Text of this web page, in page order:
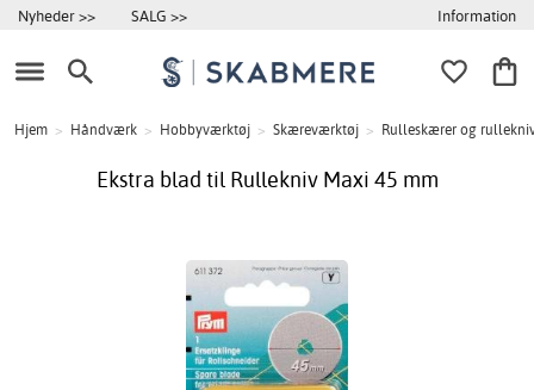
Nyheder >> SALG >> Information
Hjem > Håndværk > Hobbyværktøj > Skæreværktøj > Rulleskærer og
Ekstra blad til Rullekniv Maxi 45 mm